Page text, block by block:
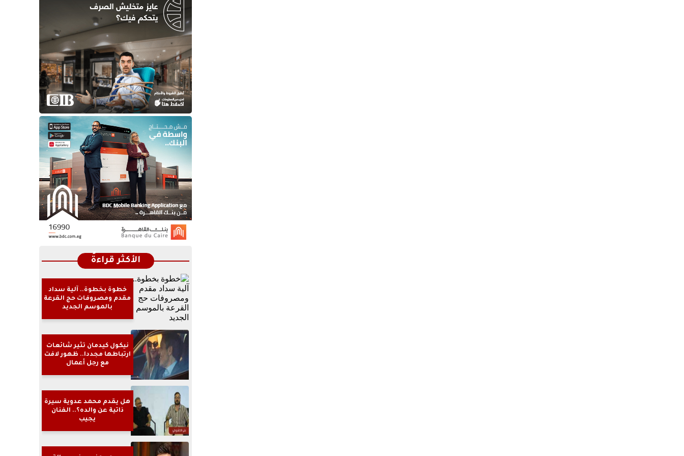
الأكثر قراءةً
خطوة بخطوة.. آلية سداد
مقدم ومصروفات حج القرعة
بالموسم الجديد
نيكول كيدمان تثير شائعات
ارتباطها مجددا.. ظهور لافت
مع رجل أعمال
هل يقدم محمد عدوية سيرة
ذاتية عن والده؟.. الفنان
يجيب